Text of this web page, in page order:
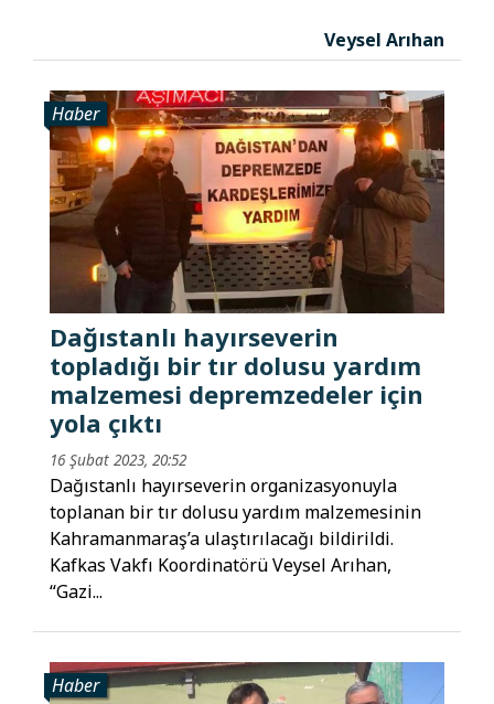
Veysel Arıhan
Haber
Dağıstanlı hayırseverin
topladığı bir tır dolusu yardım
malzemesi depremzedeler için
yola çıktı
16 Şubat 2023, 20:52
Dağıstanlı hayırseverin organizasyonuyla
toplanan bir tır dolusu yardım malzemesinin
Kahramanmaraş’a ulaştırılacağı bildirildi.
Kafkas Vakfı Koordinatörü Veysel Arıhan,
“Gazi...
Haber